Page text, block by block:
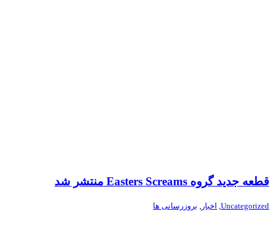
قطعه جدید گروه Easters Screams منتشر شد
Uncategorized اخبار بروزرسانی ها